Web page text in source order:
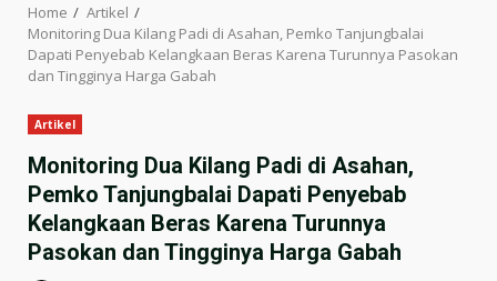
Home
Artikel
Monitoring Dua Kilang Padi di Asahan, Pemko Tanjungbalai
Dapati Penyebab Kelangkaan Beras Karena Turunnya Pasokan
dan Tingginya Harga Gabah
Artikel
Monitoring Dua Kilang Padi di Asahan,
Pemko Tanjungbalai Dapati Penyebab
Kelangkaan Beras Karena Turunnya
Pasokan dan Tingginya Harga Gabah